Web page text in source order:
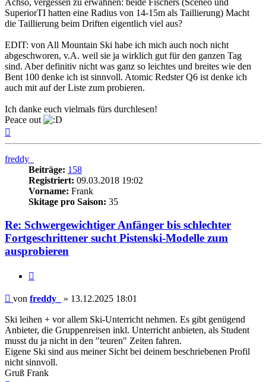
Achso, vergessen zu erwähnen: beide Fischers (Sceneo und
SuperiorTI hatten eine Radius von 14-15m als Taillierung) Macht
die Taillierung beim Driften eigentlich viel aus?
EDIT: von All Mountain Ski habe ich mich auch noch nicht
abgeschworen, v.A. weil sie ja wirklich gut für den ganzen Tag
sind. Aber definitiv nicht was ganz so leichtes und breites wie den
Bent 100 denke ich ist sinnvoll. Atomic Redster Q6 ist denke ich
auch mit auf der Liste zum probieren.
Ich danke euch vielmals fürs durchlesen!
Peace out
freddy_
Beiträge: 158
Registriert: 09.03.2018 19:02
Vorname: Frank
Skitage pro Saison: 35
Re: Schwergewichtiger Anfänger bis schlechter
Fortgeschrittener sucht Pistenski-Modelle zum
ausprobieren
Beitrag
von freddy_ » 13.12.2025 18:01
Ski leihen + vor allem Ski-Unterricht nehmen. Es gibt genügend
Anbieter, die Gruppenreisen inkl. Unterricht anbieten, als Student
musst du ja nicht in den "teuren" Zeiten fahren.
Eigene Ski sind aus meiner Sicht bei deinem beschriebenen Profil
nicht sinnvoll.
Gruß Frank